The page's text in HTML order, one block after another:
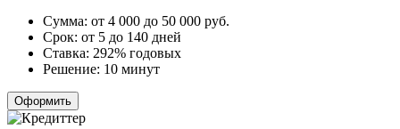
Сумма: от 4 000 до 50 000 руб.
Срок: от 5 до 140 дней
Ставка: 292% годовых
Решение: 10 минут
Оформить